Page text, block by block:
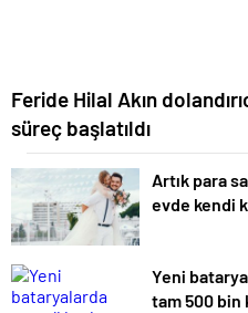
Feride Hilal Akın
süreç başlatıldı
Artık para
evde kendi
Yeni
tam 500